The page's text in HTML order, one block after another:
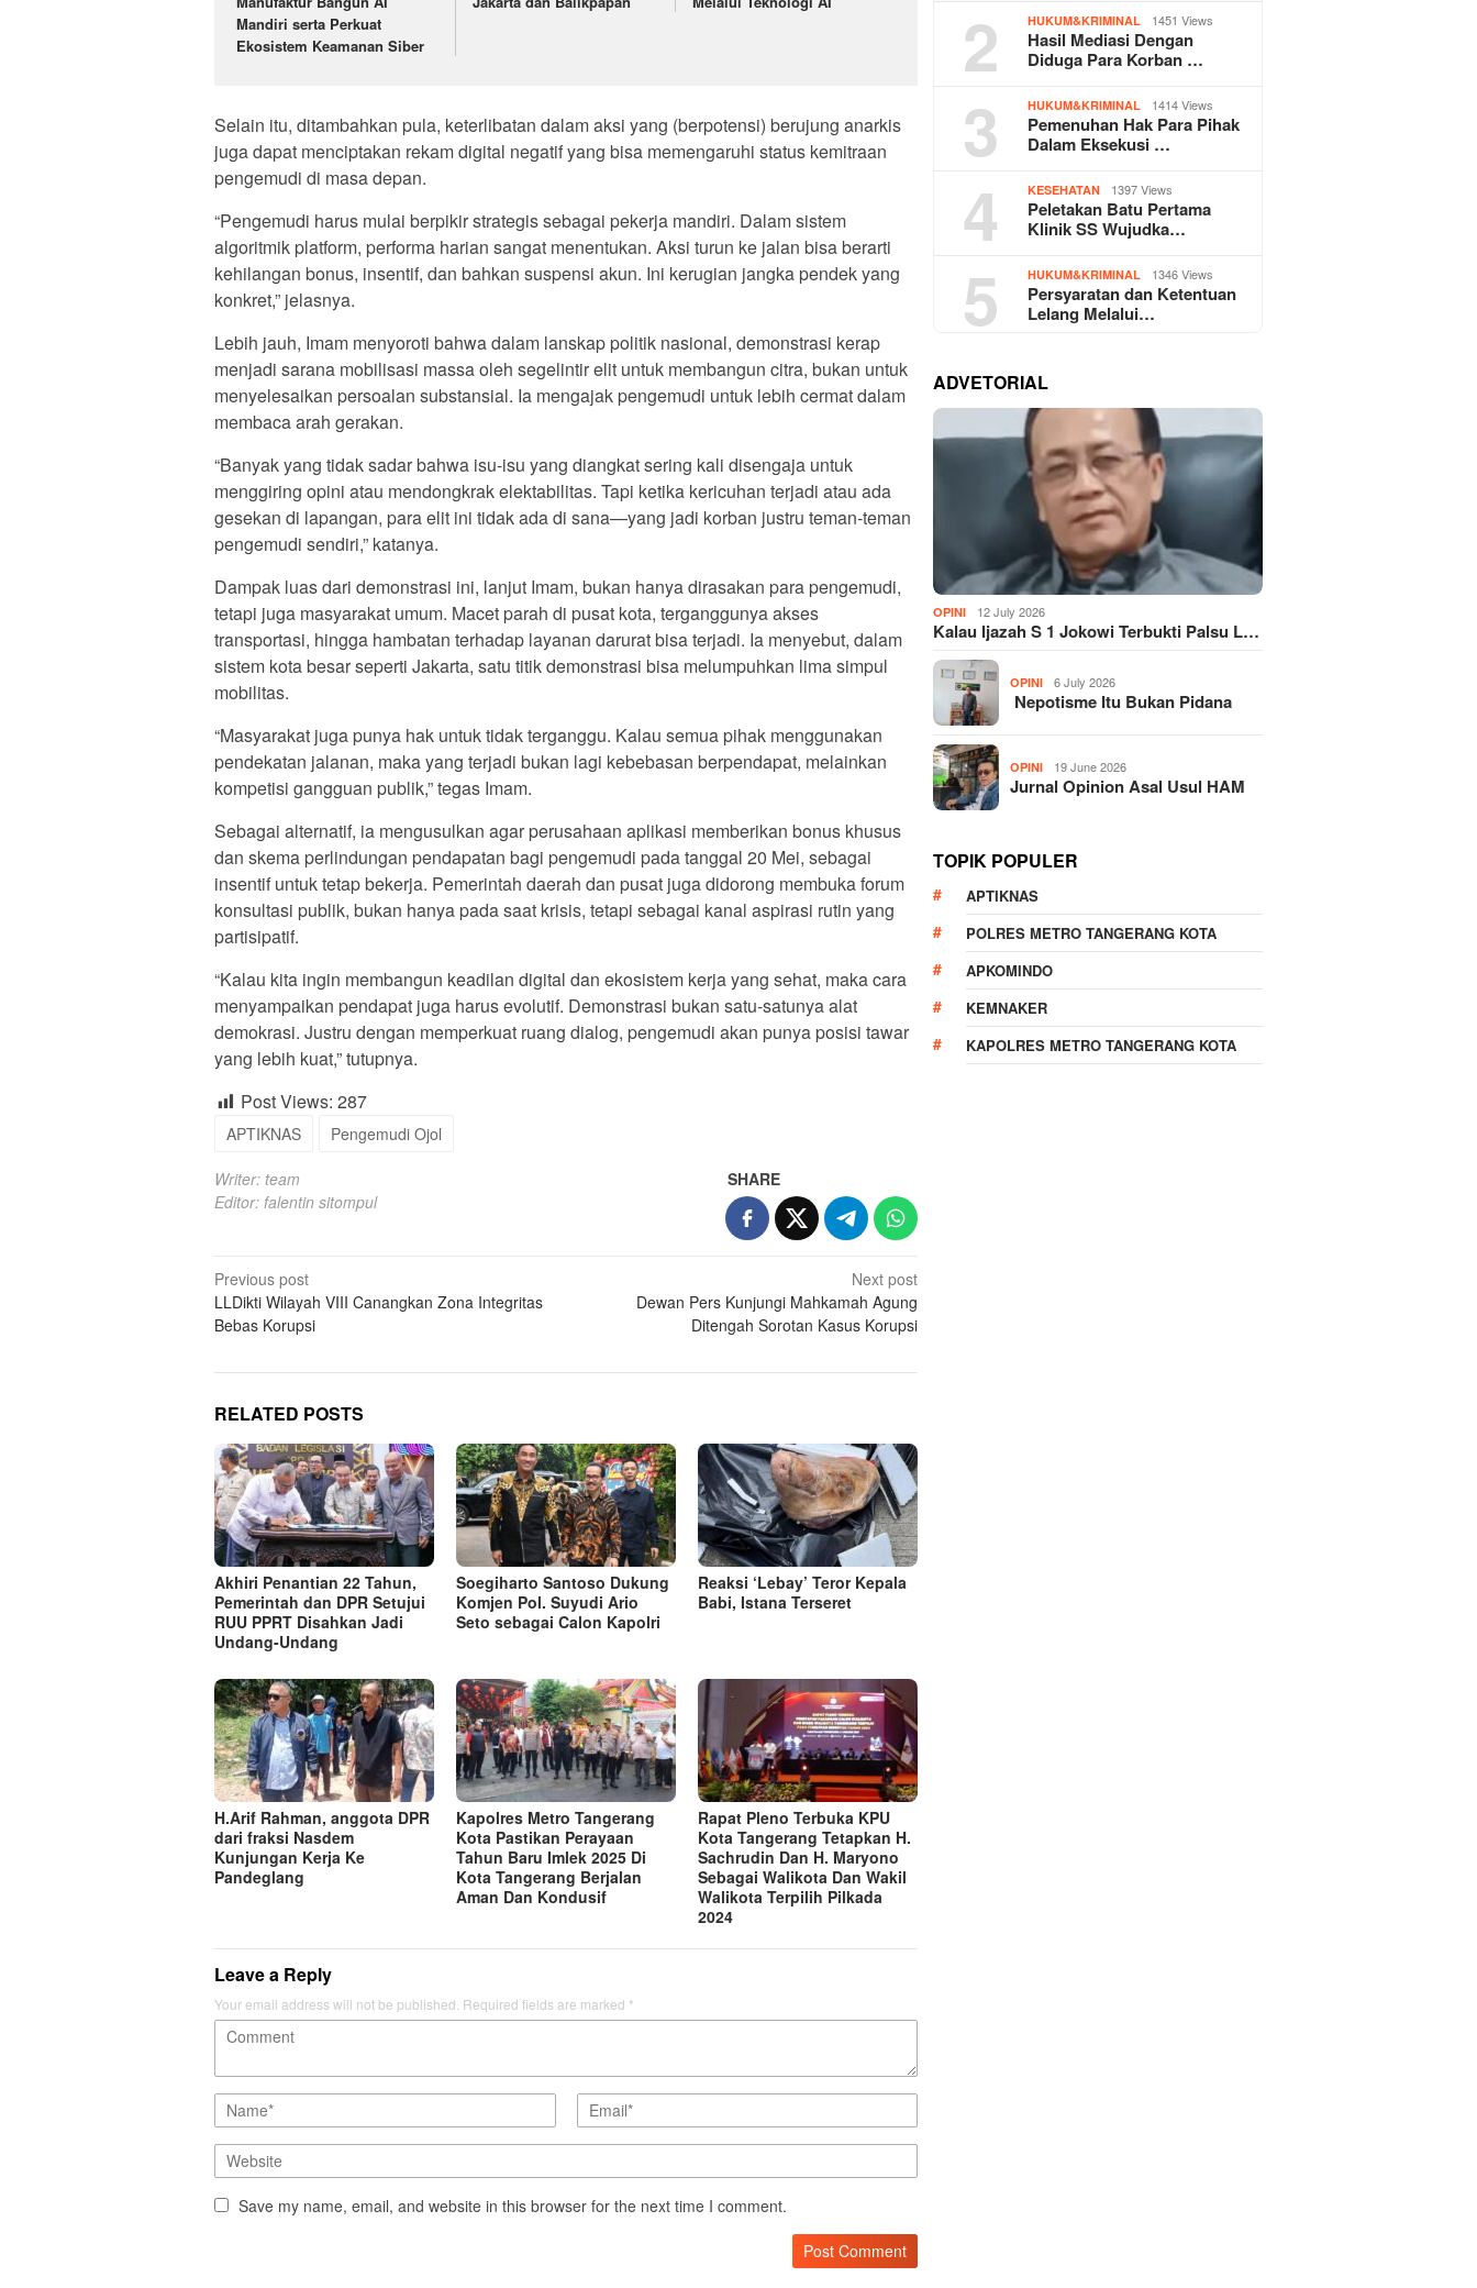
Mandiri serta Perkuat
Ekosistem Keamanan Siber
Selain itu, ditambahkan pula, keterlibatan dalam aksi yang (berpotensi) berujung anarkis
juga dapat menciptakan rekam digital negatif yang bisa memengaruhi status kemitraan
pengemudi di masa depan.
“Pengemudi harus mulai berpikir strategis sebagai pekerja mandiri. Dalam sistem
algoritmik platform, performa harian sangat menentukan. Aksi turun ke jalan bisa berarti
kehilangan bonus, insentif, dan bahkan suspensi akun. Ini kerugian jangka pendek yang
konkret,” jelasnya.
Lebih jauh, Imam menyoroti bahwa dalam lanskap politik nasional, demonstrasi kerap
menjadi sarana mobilisasi massa oleh segelintir elit untuk membangun citra, bukan untuk
menyelesaikan persoalan substansial. Ia mengajak pengemudi untuk lebih cermat dalam
membaca arah gerakan.
“Banyak yang tidak sadar bahwa isu-isu yang diangkat sering kali disengaja untuk
menggiring opini atau mendongkrak elektabilitas. Tapi ketika kericuhan terjadi atau ada
gesekan di lapangan, para elit ini tidak ada di sana—yang jadi korban justru teman-teman
pengemudi sendiri,” katanya.
Dampak luas dari demonstrasi ini, lanjut Imam, bukan hanya dirasakan para pengemudi,
tetapi juga masyarakat umum. Macet parah di pusat kota, terganggunya akses
transportasi, hingga hambatan terhadap layanan darurat bisa terjadi. Ia menyebut, dalam
sistem kota besar seperti Jakarta, satu titik demonstrasi bisa melumpuhkan lima simpul
mobilitas.
“Masyarakat juga punya hak untuk tidak terganggu. Kalau semua pihak menggunakan
pendekatan jalanan, maka yang terjadi bukan lagi kebebasan berpendapat, melainkan
kompetisi gangguan publik,” tegas Imam.
Sebagai alternatif, ia mengusulkan agar perusahaan aplikasi memberikan bonus khusus
dan skema perlindungan pendapatan bagi pengemudi pada tanggal 20 Mei, sebagai
insentif untuk tetap bekerja. Pemerintah daerah dan pusat juga didorong membuka forum
konsultasi publik, bukan hanya pada saat krisis, tetapi sebagai kanal aspirasi rutin yang
partisipatif.
“Kalau kita ingin membangun keadilan digital dan ekosistem kerja yang sehat, maka cara
menyampaikan pendapat juga harus evolutif. Demonstrasi bukan satu-satunya alat
demokrasi. Justru dengan memperkuat ruang dialog, pengemudi akan punya posisi tawar
yang lebih kuat,” tutupnya.
Post Views: 287
APTIKNAS Pengemudi Ojol
Writer: team
Editor: falentin sitompul
SHARE
Post
navigation
Previous post
LLDikti Wilayah VIII Canangkan Zona Integritas
Bebas Korupsi
Next post
Dewan Pers Kunjungi Mahkamah Agung
Ditengah Sorotan Kasus Korupsi
RELATED POSTS
Akhiri Penantian 22 Tahun,
Pemerintah dan DPR Setujui
RUU PPRT Disahkan Jadi
Undang-Undang
Soegiharto Santoso Dukung
Komjen Pol. Suyudi Ario
Seto sebagai Calon Kapolri
Reaksi ‘Lebay’ Teror Kepala
Babi, Istana Terseret
H.Arif Rahman, anggota DPR
dari fraksi Nasdem
Kunjungan Kerja Ke
Pandeglang
Kapolres Metro Tangerang
Kota Pastikan Perayaan
Tahun Baru Imlek 2025 Di
Kota Tangerang Berjalan
Aman Dan Kondusif
Rapat Pleno Terbuka KPU
Kota Tangerang Tetapkan H.
Sachrudin Dan H. Maryono
Sebagai Walikota Dan Wakil
Walikota Terpilih Pilkada
2024
Leave a Reply
Your email address will not be published. Required fields are marked *
Save my name, email, and website in this browser for the next time I comment.
2 HUKUM&KRIMINAL 1451 Views
Hasil Mediasi Dengan
Diduga Para Korban …
3 HUKUM&KRIMINAL 1414 Views
Pemenuhan Hak Para Pihak
Dalam Eksekusi …
4 KESEHATAN 1397 Views
Peletakan Batu Pertama
Klinik SS Wujudka…
5 HUKUM&KRIMINAL 1346 Views
Persyaratan dan Ketentuan
Lelang Melalui…
ADVETORIAL
OPINI 12 July 2026
Kalau Ijazah S 1 Jokowi Terbukti Palsu L…
OPINI 6 July 2026
Nepotisme Itu Bukan Pidana
OPINI 19 June 2026
Jurnal Opinion Asal Usul HAM
TOPIK POPULER
APTIKNAS
POLRES METRO TANGERANG KOTA
APKOMINDO
KEMNAKER
KAPOLRES METRO TANGERANG KOTA